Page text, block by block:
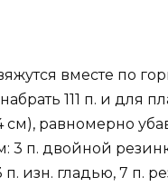
вместе по
111 п. и для
см), равномерно
3 п. двойной
п. изн. гладью, 7 п.